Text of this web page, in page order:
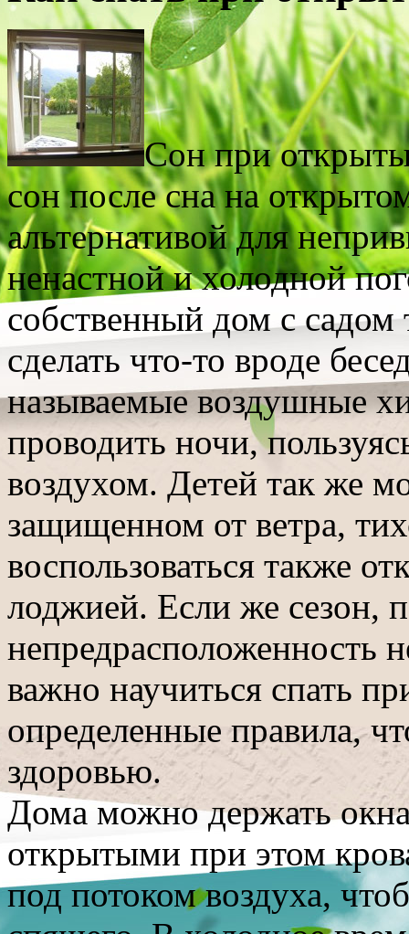
Сон при
сон после сна на
альтернативой для
ненастной и холодной
собственный дом с
сделать что-то вроде
называемые воздушные
проводить ночи,
воздухом. Детей так же
защищенном от ветра,
воспользоваться также
лоджией. Если же сезон,
непредрасположенность
важно научиться спать
определенные правила,
здоровью.
Дома можно держать
открытыми при этом
под потоком воздуха,